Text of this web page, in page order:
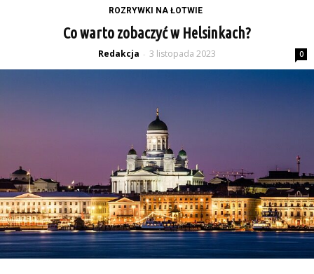
ROZRYWKI NA ŁOTWIE
Co warto zobaczyć w Helsinkach?
Redakcja - 3 listopada 2023 0